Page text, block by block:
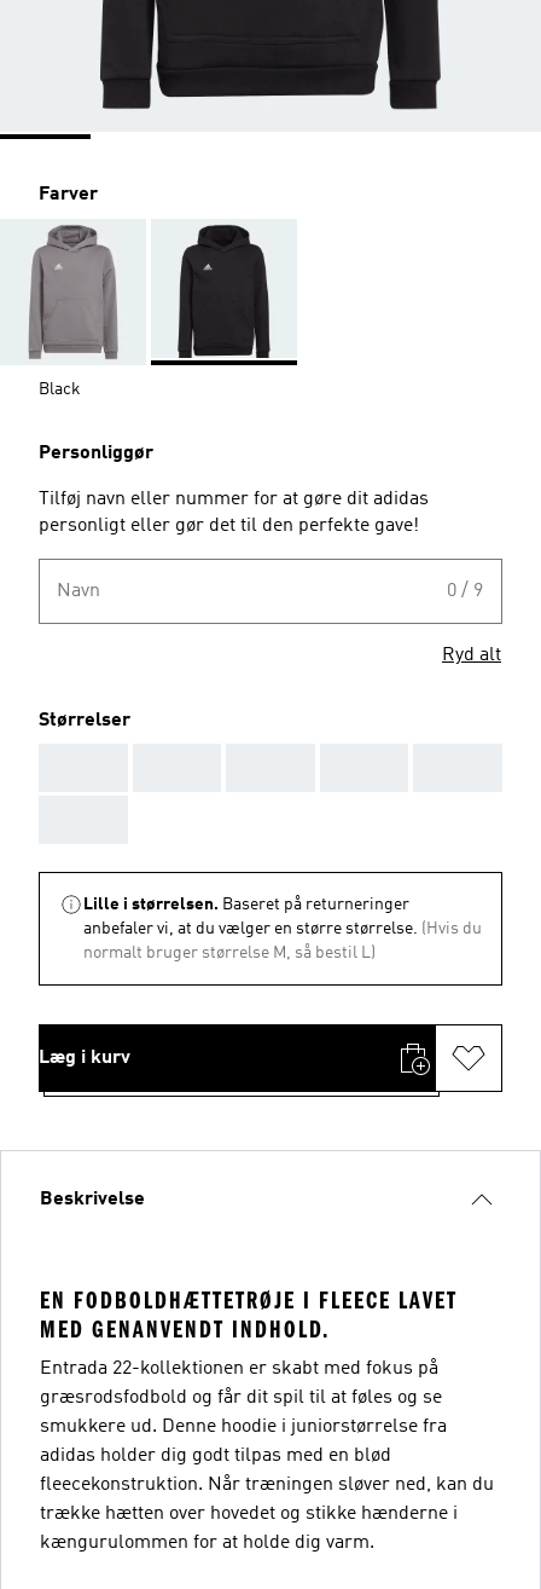
Farver
Black
Personliggør
Tilføj navn eller nummer for at gøre dit adidas
personligt eller gør det til den perfekte gave!
Navn 0 / 9
Ryd alt
Størrelser
Lille i størrelsen. Baseret på returneringer
anbefaler vi, at du vælger en større størrelse. (Hvis du
normalt bruger størrelse M, så bestil L)
Læg i kurv
Beskrivelse
EN FODBOLDHÆTTETRØJE I FLEECE LAVET
MED GENANVENDT INDHOLD.
Entrada 22-kollektionen er skabt med fokus på
græsrodsfodbold og får dit spil til at føles og se
smukkere ud. Denne hoodie i juniorstørrelse fra
adidas holder dig godt tilpas med en blød
fleecekonstruktion. Når træningen sløver ned, kan du
trække hætten over hovedet og stikke hænderne i
kængurulommen for at holde dig varm.